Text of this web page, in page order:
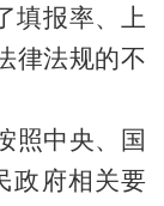
填报率、上
律法规的不
照中央、国
政府相关要